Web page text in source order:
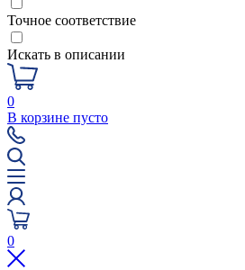
Точное соответствие
Искать в описании
0
В корзине пусто
0